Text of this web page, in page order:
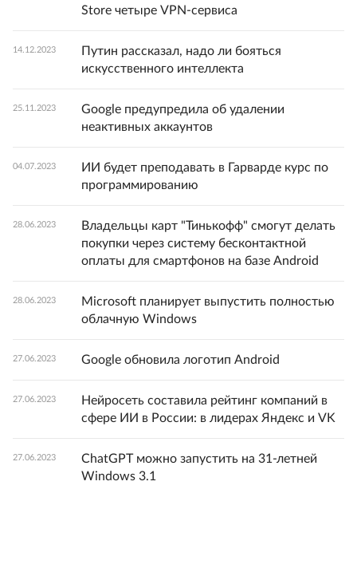
Store четыре VPN-сервиса
14.12.2023
Путин рассказал, надо ли бояться
искусственного интеллекта
25.11.2023
Google предупредила об удалении
неактивных аккаунтов
04.07.2023
ИИ будет преподавать в Гарварде курс по
программированию
28.06.2023
Владельцы карт "Тинькофф" смогут делать
покупки через систему бесконтактной
оплаты для смартфонов на базе Android
28.06.2023
Microsoft планирует выпустить полностью
облачную Windows
27.06.2023 Google обновила логотип Android
27.06.2023
Нейросеть составила рейтинг компаний в
сфере ИИ в России: в лидерах Яндекс и VK
27.06.2023
ChatGPT можно запустить на 31-летней
Windows 3.1